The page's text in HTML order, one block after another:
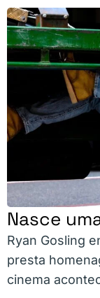
Nasce
Ryan Gosling
presta
cinema